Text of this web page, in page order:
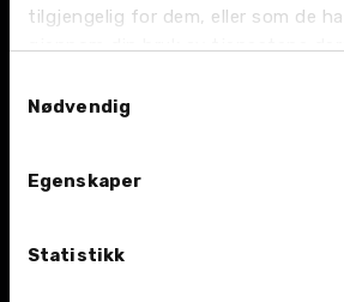
tilgjengelig for dem, eller som de
gjennom din bruk av tjenestene
Nødvendig
Egenskaper
Statistikk
Storsenter. Jeep
Nybil